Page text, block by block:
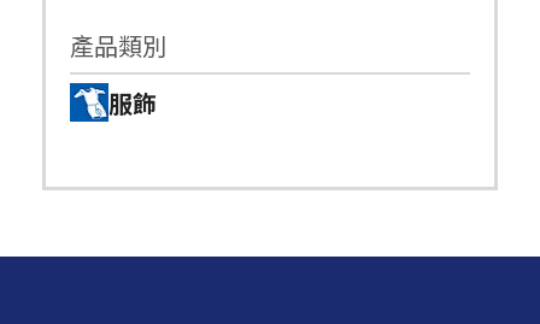
產品類別
服飾